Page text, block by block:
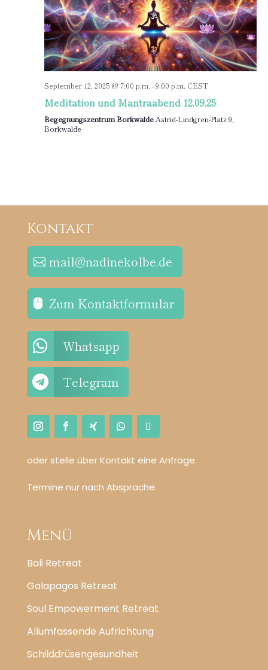
September 12, 2025 @ 7:00 p.m. -9:00 p.m. CEST
Meditation und Mantraabend 12.09.25
Begegnungszentrum Borkwalde Astrid-Lindgren-Platz 9,
Borkwalde
Kontakt
mail@nadinekolbe.de
Zum Kontaktformular
 Whatsapp
 Telegram
oder stelle über Kontakt eine Anfrage.
Termine nur nach Absprache.
Menü
Bali Retreat
Galapagos Retreat
Soul Empowerment Retreat
Allumfassende Aufrichtung
Schilddrüsengesundheit